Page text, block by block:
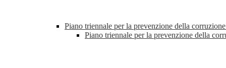
Piano triennale per la prevenzione della
Piano triennale per la prevenzione della